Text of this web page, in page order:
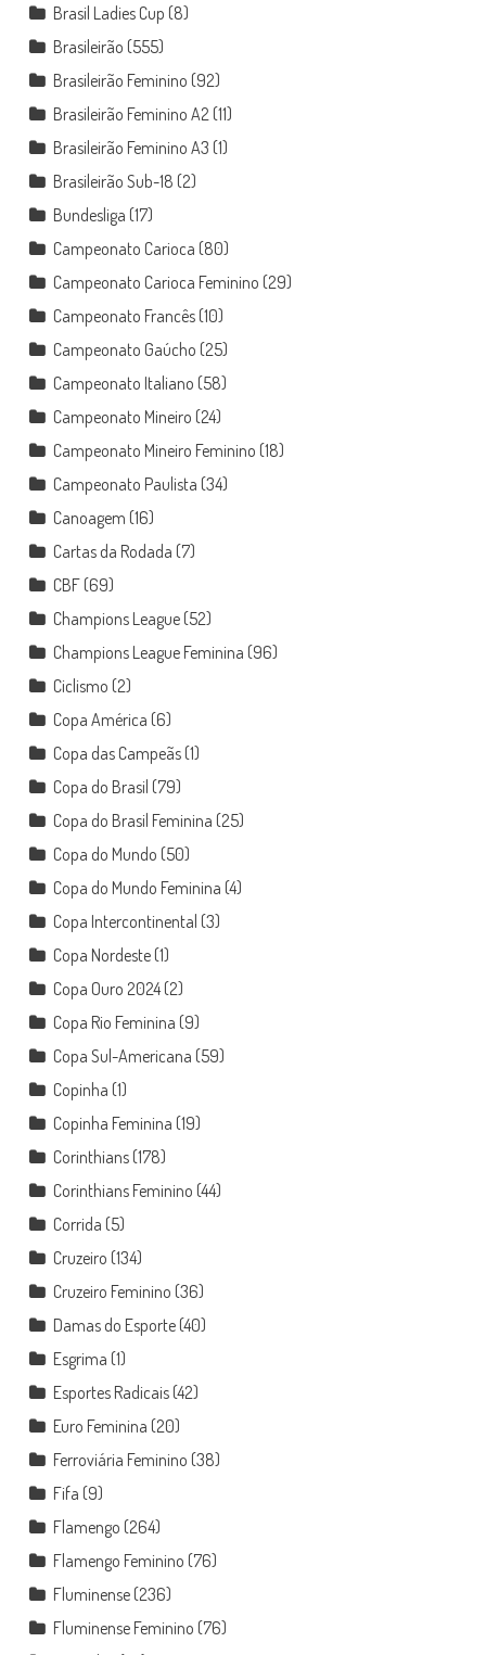
Brasil Ladies Cup (8)
Brasileirão (555)
Brasileirão Feminino (92)
Brasileirão Feminino A2 (11)
Brasileirão Feminino A3 (1)
Brasileirão Sub-18 (2)
Bundesliga (17)
Campeonato Carioca (80)
Campeonato Carioca Feminino (29)
Campeonato Francês(10)
Campeonato Gaúcho (25)
Campeonato Italiano (58)
Campeonato Mineiro (24)
Campeonato Mineiro Feminino (18)
Campeonato Paulista (34)
Canoagem (16)
Cartas da Rodada (7)
CBF(69)
Champions League(52)
Champions League Feminina (96)
Ciclismo (2)
Copa América (6)
Copa das Campeãs(1)
Copa do Brasil (79)
Copa do Brasil Feminina (25)
Copa do Mundo (50)
Copa do Mundo Feminina (4)
Copa Intercontinental (3)
Copa Nordeste(1)
Copa Ouro 2024(2)
Copa Rio Feminina (9)
Copa Sul-Americana (59)
Copinha (1)
Copinha Feminina (19)
Corinthians(178)
Corinthians Feminino (44)
Corrida (5)
Cruzeiro (134)
Cruzeiro Feminino (36)
Damas do Esporte(40)
Esgrima (1)
Esportes Radicais(42)
Euro Feminina (20)
Ferroviária Feminino (38)
Fifa (9)
Flamengo (264)
Flamengo Feminino (76)
Fluminense(236)
Fluminense Feminino (76)